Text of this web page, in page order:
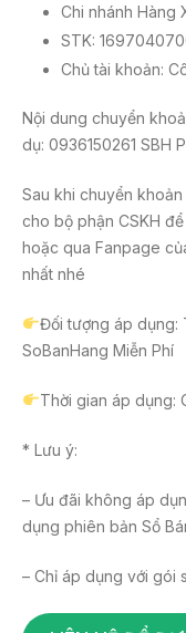
Chi nhánh Hàng
STK:
Chủ tài khoản:
️Nội dung chuyển
dụ: 0936150261 SBH
Sau khi chuyển
cho bộ phận CSKH
hoặc qua Fanpage
nhất nhé
Đối tượng áp dụng:
SoBanHang Miễn Phí
Thời gian áp dụng:
* Lưu ý:
– Ưu đãi không áp
dụng phiên bản Sổ
– Chỉ áp dụng với gói